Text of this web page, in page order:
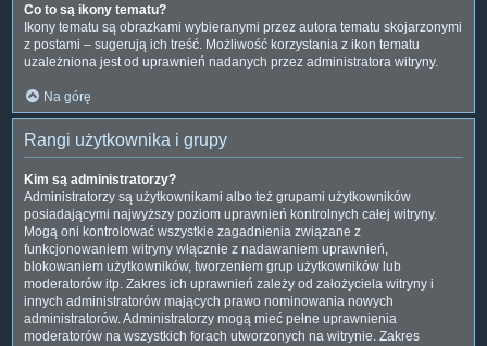
Co to są ikony tematu?
Ikony tematu są obrazkami wybieranymi przez autora tematu skojarzonymi
z postami – sugerują ich treść. Możliwość korzystania z ikon tematu
uzależniona jest od uprawnień nadanych przez administratora witryny.
Na górę
Rangi użytkownika i grupy
Kim są administratorzy?
Administratorzy są użytkownikami albo też grupami użytkowników
posiadającymi najwyższy poziom uprawnień kontrolnych całej witryny.
Mogą oni kontrolować wszystkie zagadnienia związane z
funkcjonowaniem witryny włącznie z nadawaniem uprawnień,
blokowaniem użytkowników, tworzeniem grup użytkowników lub
moderatorów itp. Zakres ich uprawnień zależy od założyciela witryny i
innych administratorów mających prawo nominowania nowych
administratorów. Administratorzy mogą mieć pełne uprawnienia
moderatorów na wszystkich forach utworzonych na witrynie. Zakres